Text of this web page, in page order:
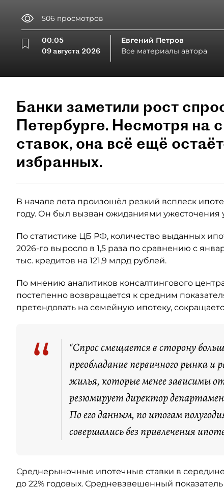
506 просмотров
00:05
09 августа 2026
Евгений Петров
Все материалы автора
Банки заметили рост
Петербурге. Несмотря на
ставок, она всё ещё
избранных.
В начале лета произошёл резкий всплеск
году. Он был вызван ожиданиями ужесточения
По статистике ЦБ РФ, количество выданных
2026-го выросло в 1,5 раза по сравнению с
тыс. кредитов на 121,9 млрд рублей.
По мнению аналитиков консалтингового
постепенно возвращается к средним
претендовать на семейную ипотеку,
“
"Спрос смещается в сторону
преобладание первичного рынка
жилья, которые менее зависимы
резюмирует директор
По его данным, по итогам
совершались без привлечения
Среднерыночные ипотечные ставки в середине
до 22% годовых. Средневзвешенный